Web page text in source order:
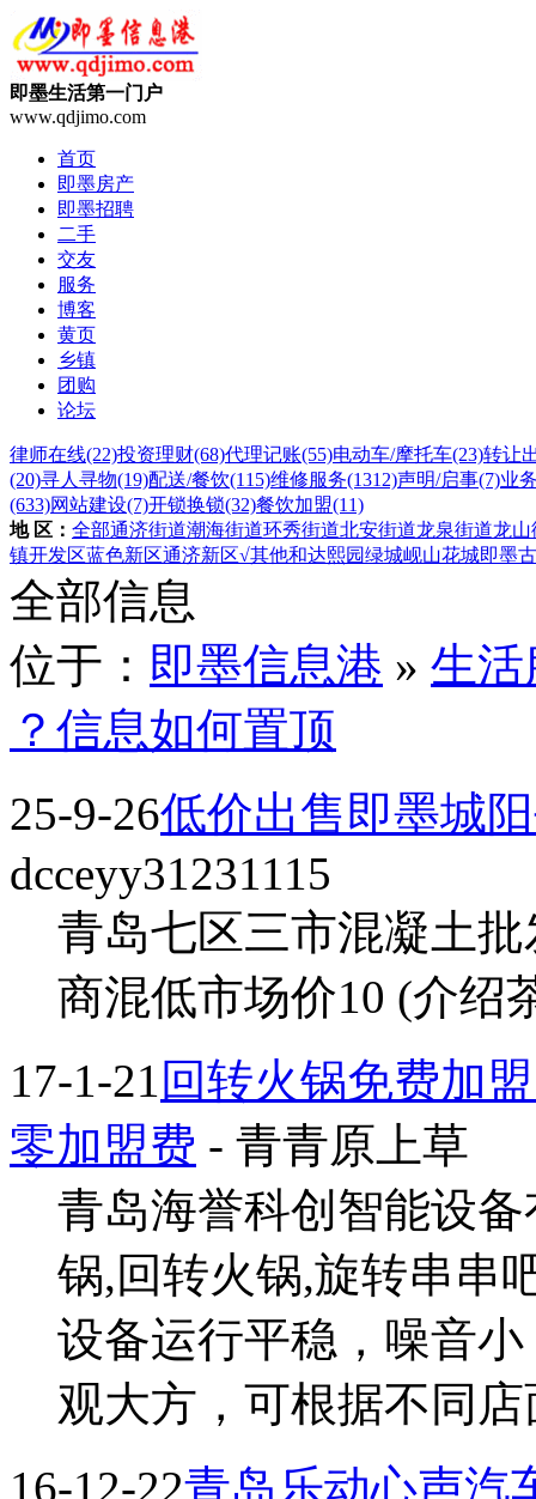
即墨生活第一门户
www.qdjimo.com
首页
即墨房产
即墨招聘
二手
交友
服务
博客
黄页
乡镇
团购
论坛
律师在线(22)投资理财(68)代理记账(55)电动车/摩托车(23)转让
(20)寻人寻物(19)配送/餐饮(115)维修服务(1312)声明/启事(7)业
(633)网站建设(7)开锁换锁(32)餐饮加盟(11)
地 区： 全部通济街道潮海街道环秀街道北安街道龙泉街道龙山
镇开发区蓝色新区通济新区√其他和达熙园绿城岘山花城即墨
全部信息
位于： 即墨信息港 » 生活
？信息如何置顶
25-9-26低价出售即墨城
dcceyy31231115
青岛七区三市混凝土
商混低市场价10 (介绍
17-1-21 回转火锅免费加
零加盟费 - 青青原上草
青岛海誉科创智能设
锅,回转火锅,旋转串串
设备运行平稳，噪音
观大方，可根据不同
16-12-22青岛乐动心声汽